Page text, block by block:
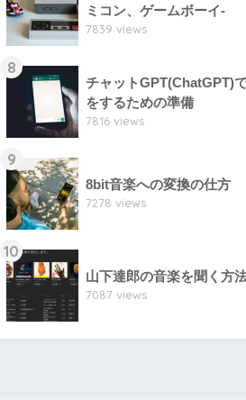
ミコン、ゲームボーイ-
7839 views
8
チャットGPT(ChatGPT)
をするための準備
7816 views
9
8bit音楽への変換の仕方
7278 views
10
山下達郎の音楽を聞く方
7087 views